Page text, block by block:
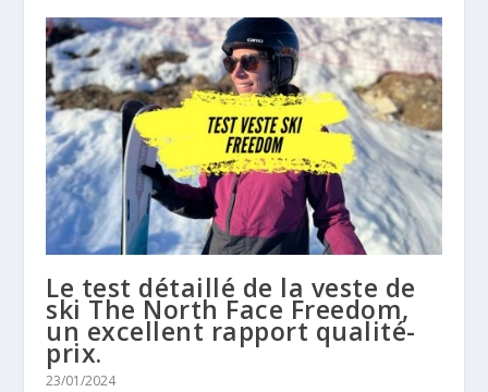
Le test détaillé de la veste de
ski The North Face Freedom,
un excellent rapport qualité-
prix.
23/01/2024